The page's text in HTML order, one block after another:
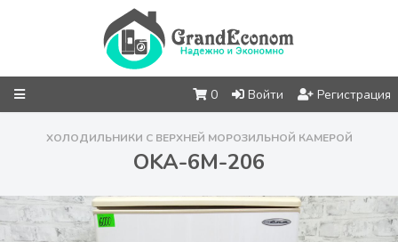
0 Войти Регистрация
ХОЛОДИЛЬНИКИ С ВЕРХНЕЙ МОРОЗИЛЬНОЙ КАМЕРОЙ
OKA-6M-206